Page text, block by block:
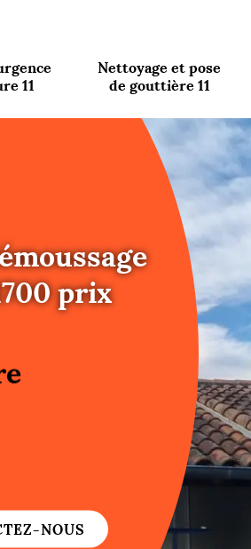
11
Nettoyage et pose
de gouttière 11
prix
NOUS